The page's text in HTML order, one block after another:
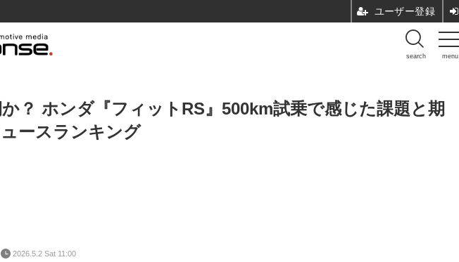
menu
search
？ ホンダ『フィットRS』500km試乗で感じた課題と期
ースランキング
2026.5.2 Sat 11:00
ユーザー登録